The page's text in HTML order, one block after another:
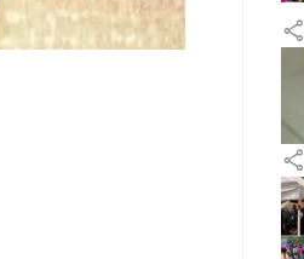
share
share